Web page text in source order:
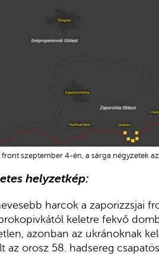
front szeptember 4-én, a sárga négyzetek
helyzetkép:
harcok a zaporizzsjai
keletre fekvő
azonban az ukránoknak
az orosz 58. hadsereg